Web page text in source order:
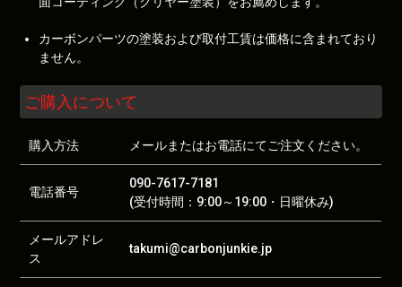
カーボンパーツの塗装および取付工賃は価格に含まれており
ません。
ご購入について
購入方法 メールまたはお電話にてご注文ください。
電話番号
090-7617-7181
(受付時間：9:00～19:00・日曜休み)
メールアドレ
ス
takumi@carbonjunkie.jp